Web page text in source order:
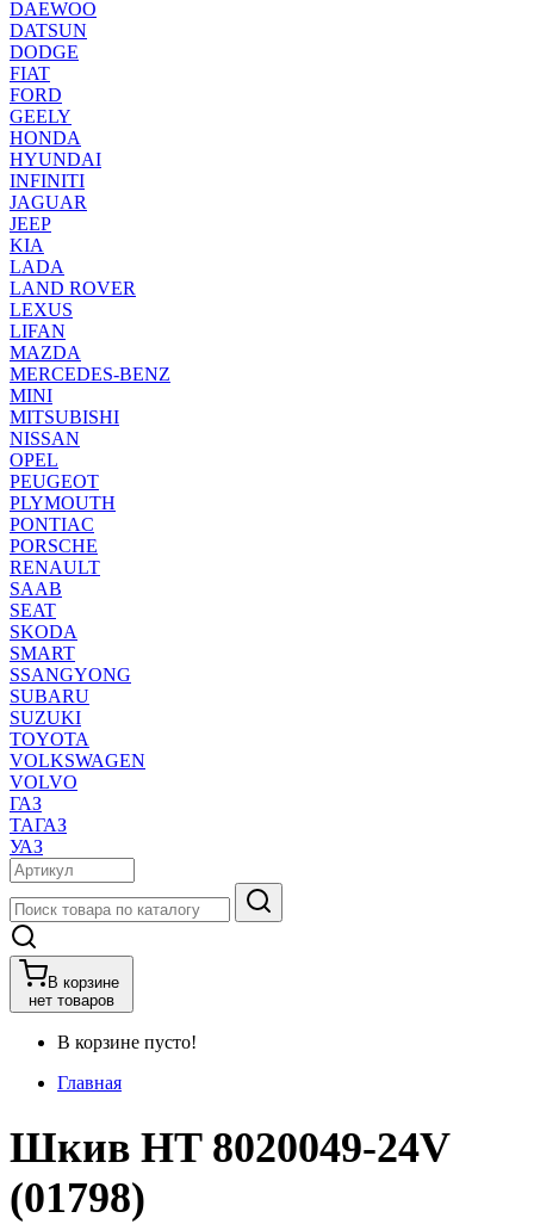
DAEWOO
DATSUN
DODGE
FIAT
FORD
GEELY
HONDA
HYUNDAI
INFINITI
JAGUAR
JEEP
KIA
LADA
LAND ROVER
LEXUS
LIFAN
MAZDA
MERCEDES-BENZ
MINI
MITSUBISHI
NISSAN
OPEL
PEUGEOT
PLYMOUTH
PONTIAC
PORSCHE
RENAULT
SAAB
SEAT
SKODA
SMART
SSANGYONG
SUBARU
SUZUKI
TOYOTA
VOLKSWAGEN
VOLVO
ГАЗ
ТАГАЗ
УАЗ
В корзине
нет товаров
В корзине пусто!
Главная
Шкив HT 8020049-24V
(01798)